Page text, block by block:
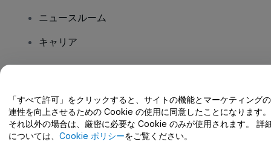
ニュースルーム
キャリア
ヘルプセンター / こちらまでご連絡下さい
「すべて許可」をクリックすると、サイトの機能とマーケティング
連性を向上させるための Cookie の使用に同意したことになります。
それ以外の場合は、厳密に必要な Cookie のみが使用されます。 詳
については、 Cookie ポリシーをご覧ください。